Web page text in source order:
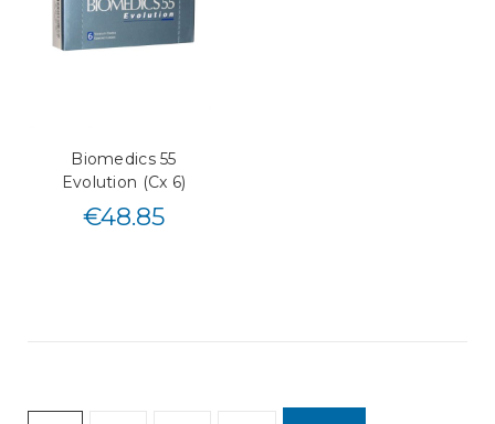
Biomedics 55
Evolution (Cx 6)
€48.85